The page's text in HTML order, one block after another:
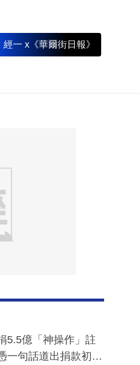
經一 x《華爾街日報》
5.5億「神操作」註
一句話道出捐款初